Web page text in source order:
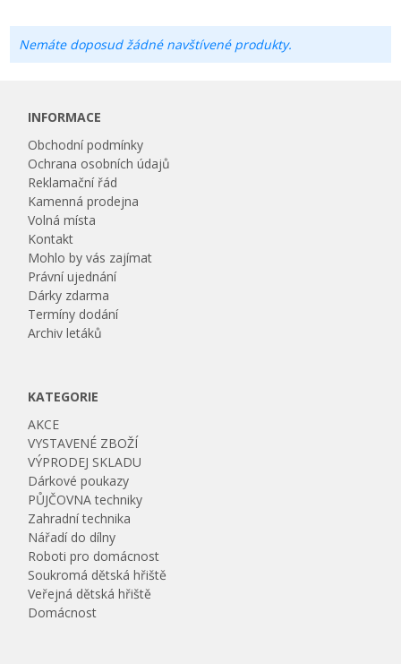
Nemáte doposud žádné navštívené produkty.
INFORMACE
Obchodní podmínky
Ochrana osobních údajů
Reklamační řád
Kamenná prodejna
Volná místa
Kontakt
Mohlo by vás zajímat
Právní ujednání
Dárky zdarma
Termíny dodání
Archiv letáků
KATEGORIE
AKCE
VYSTAVENÉ ZBOŽÍ
VÝPRODEJ SKLADU
Dárkové poukazy
PŮJČOVNA techniky
Zahradní technika
Nářadí do dílny
Roboti pro domácnost
Soukromá dětská hřiště
Veřejná dětská hřiště
Domácnost